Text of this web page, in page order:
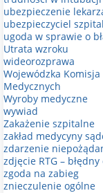
ubezpieczenie
ubezpieczyciel
ugoda w sprawie o
Utrata wzroku
wideorozprawa
Wojewódzka
Medycznych
Wyroby medyczne
wywiad
Zakażenie szpitalne
zakład medycyny
zdarzenie
zdjęcie RTG – błędny
zgoda na zabieg
znieczulenie ogólne